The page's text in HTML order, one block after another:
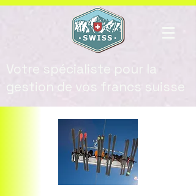
Votre spécialiste pour la
gestion de vos francs suisse